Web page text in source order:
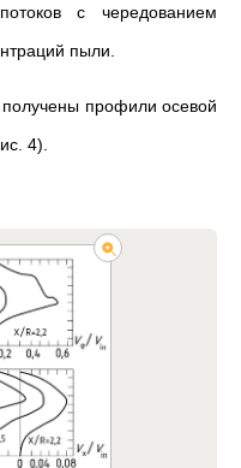
с чередованием
пыли.
профили осевой
4).